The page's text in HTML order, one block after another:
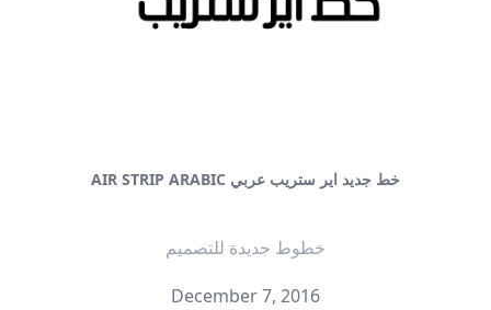
AIR STRIP ARABIC خط جديد اير ستريب عربي
خطوط جديدة للتصميم
December 7, 2016